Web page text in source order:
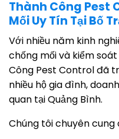
Thành Công Pest
Mối Uy Tín Tại Bố
Với nhiều năm kinh
chống mối và kiểm
Công Pest Control đã
nhiều hộ gia đình,
quan tại Quảng Bình.
Chúng tôi chuyên cung